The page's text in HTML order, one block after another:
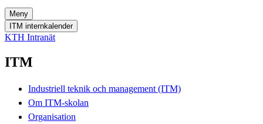
Meny
ITM internkalender
KTH Intranät
ITM
Industriell teknik och management (ITM)
Om ITM-skolan
Organisation